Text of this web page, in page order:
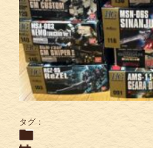
タグ：